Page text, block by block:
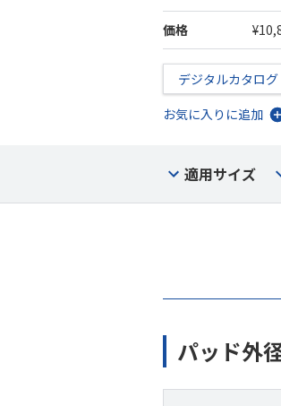
価格
デジタルカタログ
お気に入りに追加
適用サイズ
パッド外